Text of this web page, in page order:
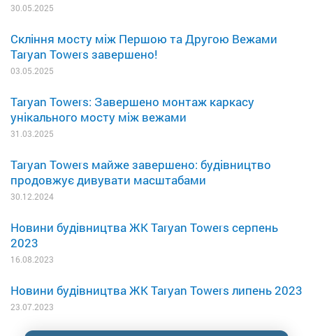
30.05.2025
Скління мосту між Першою та Другою Вежами
Taryan Towers завершено!
03.05.2025
Taryan Towers: Завершено монтаж каркасу
унікального мосту між вежами
31.03.2025
Taryan Towers майже завершено: будівництво
продовжує дивувати масштабами
30.12.2024
Новини будівництва ЖК Taryan Towers серпень
2023
16.08.2023
Новини будівництва ЖК Taryan Towers липень 2023
23.07.2023